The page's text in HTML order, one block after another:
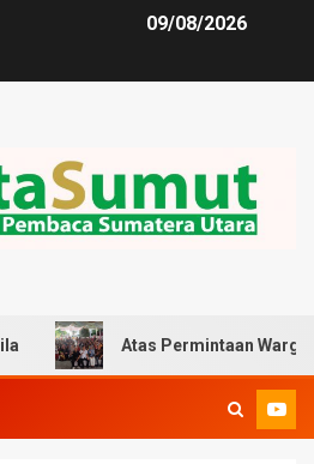
09/08/2026
Atas Permintaan Warga, Zulkarnaen